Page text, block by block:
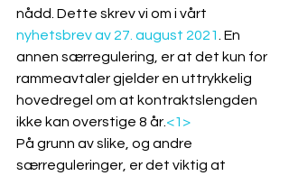
nådd. Dette skrev vi om i vårt
nyhetsbrev av 27. august 2021 . En
annen særregulering, er at det kun for
rammeavtaler gjelder en uttrykkelig
hovedregel om at kontraktslengden
ikke kan overstige 8 år. <1>
På grunn av slike, og andre
særreguleringer, er det viktig at